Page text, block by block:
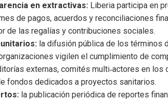
en extractivas: Liberia participa en
de pagos, acuerdos y reconciliaciones
de las regalías y contribuciones sociales.
la difusión pública de los términos
vigilen el cumplimiento de
externas, comités multi‑actores en
fondos dedicados a proyectos sanitarios.
la publicación periódica de reportes